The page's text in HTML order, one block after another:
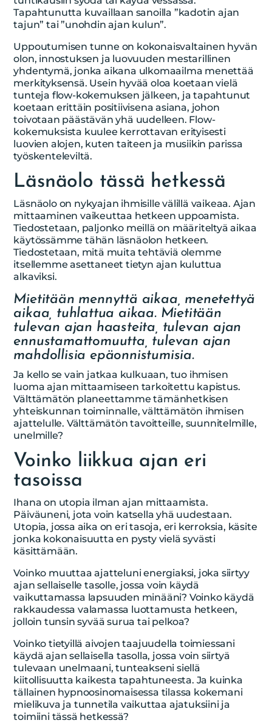
Tapahtunutta kuvaillaan sanoilla ”kadotin ajan
tajun” tai ”unohdin ajan kulun”.
Uppoutumisen tunne on kokonaisvaltainen hyvän
olon, innostuksen ja luovuuden mestarillinen
yhdentymä, jonka aikana ulkomaailma menettää
merkityksensä. Usein hyvää oloa koetaan vielä
tunteja flow-kokemuksen jälkeen, ja tapahtunut
koetaan erittäin positiivisena asiana, johon
toivotaan päästävän yhä uudelleen. Flow-
kokemuksista kuulee kerrottavan erityisesti
luovien alojen, kuten taiteen ja musiikin parissa
työskenteleviltä.
Läsnäolo tässä hetkessä
Läsnäolo on nykyajan ihmisille välillä vaikeaa. Ajan
mittaaminen vaikeuttaa hetkeen uppoamista.
Tiedostetaan, paljonko meillä on määriteltyä aikaa
käytössämme tähän läsnäolon hetkeen.
Tiedostetaan, mitä muita tehtäviä olemme
itsellemme asettaneet tietyn ajan kuluttua
alkaviksi.
Mietitään mennyttä aikaa, menetettyä
aikaa, tuhlattua aikaa. Mietitään
tulevan ajan haasteita, tulevan ajan
ennustamattomuutta, tulevan ajan
mahdollisia epäonnistumisia.
Ja kello se vain jatkaa kulkuaan, tuo ihmisen
luoma ajan mittaamiseen tarkoitettu kapistus.
Välttämätön planeettamme tämänhetkisen
yhteiskunnan toiminnalle, välttämätön ihmisen
ajattelulle. Välttämätön tavoitteille, suunnitelmille,
unelmille?
Voinko liikkua ajan eri
tasoissa
Ihana on utopia ilman ajan mittaamista.
Päiväuneni, jota voin katsella yhä uudestaan.
Utopia, jossa aika on eri tasoja, eri kerroksia, käsite
jonka kokonaisuutta en pysty vielä syvästi
käsittämään.
Voinko muuttaa ajatteluni energiaksi, joka siirtyy
ajan sellaiselle tasolle, jossa voin käydä
vaikuttamassa lapsuuden minääni? Voinko käydä
rakkaudessa valamassa luottamusta hetkeen,
jolloin tunsin syvää surua tai pelkoa?
Voinko tietyillä aivojen taajuudella toimiessani
käydä ajan sellaisella tasolla, jossa voin siirtyä
tulevaan unelmaani, tunteakseni siellä
kiitollisuutta kaikesta tapahtuneesta. Ja kuinka
tällainen hypnoosinomaisessa tilassa kokemani
mielikuva ja tunnetila vaikuttaa ajatuksiini ja
toimiini tässä hetkessä?